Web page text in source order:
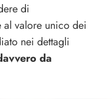
di
al valore unico dei
nei dettagli
da